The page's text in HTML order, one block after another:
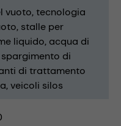
vuoto tecnologia
stalle per
liquido acqua di
spargimento di
di trattamento
veicoli silos